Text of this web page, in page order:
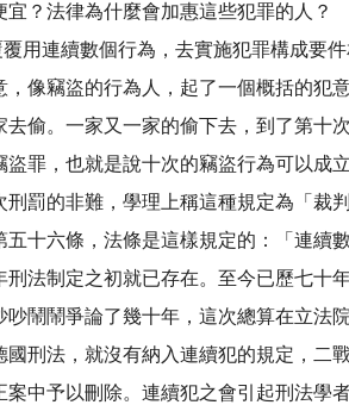
？法律為什麼會加惠這些犯罪的人？
行為，去實施犯罪構成要件
像竊盜的行為人，起了一個概括的犯
偷。一家又一家的偷下去，到了第十
罪，也就是說十次的竊盜行為可以成
罰的非難，學理上稱這種規定為「裁
十六條，法條是這樣規定的：「連續
法制定之初就已存在。至今已歷七十
鬧鬧爭論了幾十年，這次總算在立法
刑法，就沒有納入連續犯的規定，二
中予以刪除。連續犯之會引起刑法學者